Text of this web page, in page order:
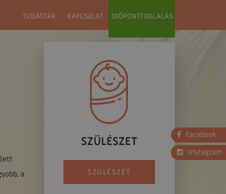
TUDÁSTÁR KAPCSOLAT IDŐPONTFOGLALÁS
Facebook
Instagram
a
SZÜLÉSZET
SZÜLÉSZET